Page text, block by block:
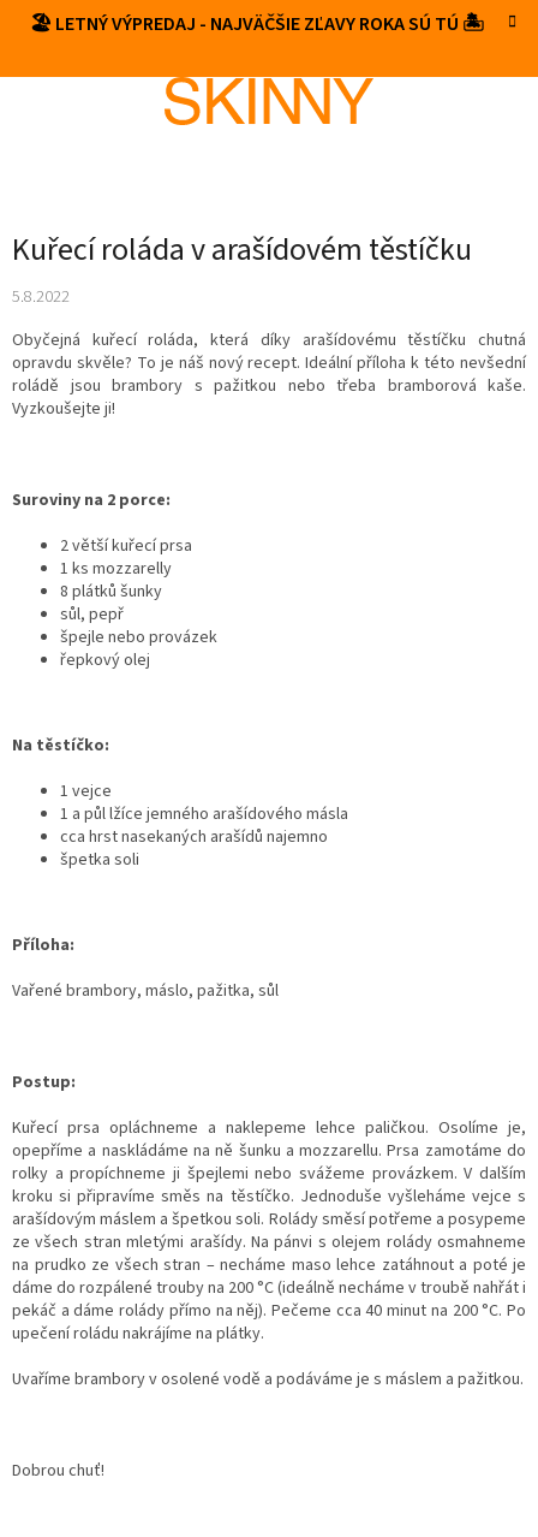
Prejsť
🏖️ LETNÝ VÝPREDAJ - NAJVÄČŠIE ZĽAVY ROKA SÚ TÚ 🏝️
Kuřecí roláda v arašídovém těstíčku
5.8.2022
Obyčejná kuřecí roláda, která díky arašídovému těstíčku chutná
opravdu skvěle? To je náš nový recept. Ideální příloha k této nevšední
roládě jsou brambory s pažitkou nebo třeba bramborová kaše.
Vyzkoušejte ji!
Suroviny na 2 porce:
2 větší kuřecí prsa
1 ks mozzarelly
8 plátků šunky
sůl, pepř
špejle nebo provázek
řepkový olej
Na těstíčko:
1 vejce
1 a půl lžíce jemného arašídového másla
cca hrst nasekaných arašídů najemno
špetka soli
Příloha:
Vařené brambory, máslo, pažitka, sůl
Postup:
Kuřecí prsa opláchneme a naklepeme lehce paličkou. Osolíme je,
opepříme a naskládáme na ně šunku a mozzarellu. Prsa zamotáme do
rolky a propíchneme ji špejlemi nebo svážeme provázkem. V dalším
kroku si připravíme směs na těstíčko. Jednoduše vyšleháme vejce s
arašídovým máslem a špetkou soli. Rolády směsí potřeme a posypeme
ze všech stran mletými arašídy. Na pánvi s olejem rolády osmahneme
na prudko ze všech stran – necháme maso lehce zatáhnout a poté je
dáme do rozpálené trouby na 200 °C (ideálně necháme v troubě nahřát i
pekáč a dáme rolády přímo na něj). Pečeme cca 40 minut na 200 °C. Po
upečení roládu nakrájíme na plátky.
Uvaříme brambory v osolené vodě a podáváme je s máslem a pažitkou.
Dobrou chuť!